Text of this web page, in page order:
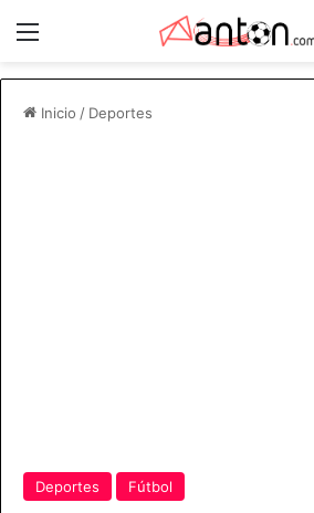
Inicio / Deportes
Deportes Fútbol